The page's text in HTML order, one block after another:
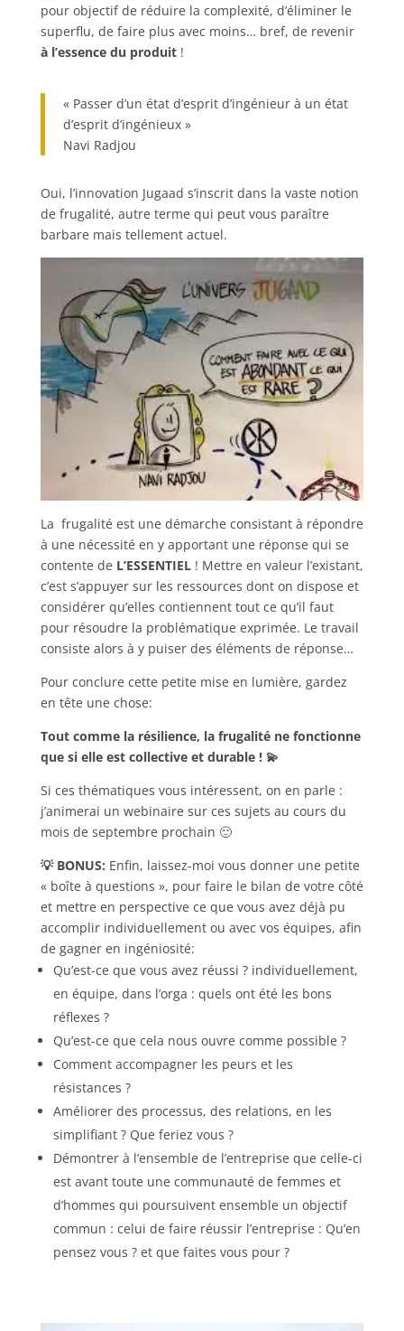
pour objectif de réduire la complexité, d’éliminer le
superflu, de faire plus avec moins… bref, de revenir
à l’essence du produit!
« Passer d’un état d’esprit d’ingénieur à un état
d’esprit d’ingénieux »
Navi Radjou
Oui, l’innovation Jugaad s’inscrit dans la vaste notion
de frugalité, autre terme qui peut vous paraître
barbare mais tellement actuel.
La frugalité est une démarche consistant à répondre
à une nécessité en y apportant une réponse qui se
contente de L’ESSENTIEL! Mettre en valeur l’existant,
c’est s’appuyer sur les ressources dont on dispose et
considérer qu’elles contiennent tout ce qu’il faut
pour résoudre la problématique exprimée. Le travail
consiste alors à y puiser des éléments de réponse…
Pour conclure cette petite mise en lumière, gardez
en tête une chose:
Tout comme la résilience, la frugalité ne fonctionne
que si elle est collective et durable ! 💫
Si ces thématiques vous intéressent, on en parle :
j’animerai un webinaire sur ces sujets au cours du
mois de septembre prochain 🙂
💡 BONUS: Enfin, laissez-moi vous donner une petite
« boîte à questions », pour faire le bilan de votre côté
et mettre en perspective ce que vous avez déjà pu
accomplir individuellement ou avec vos équipes, afin
de gagner en ingéniosité:
Qu’est-ce que vous avez réussi ? individuellement,
en équipe, dans l’orga : quels ont été les bons
réflexes ?
Qu’est-ce que cela nous ouvre comme possible ?
Comment accompagner les peurs et les
résistances ?
Améliorer des processus, des relations, en les
simplifiant ? Que feriez vous ?
Démontrer à l’ensemble de l’entreprise que celle-ci
est avant toute une communauté de femmes et
d’hommes qui poursuivent ensemble un objectif
commun : celui de faire réussir l’entreprise : Qu’en
pensez vous ? et que faites vous pour ?